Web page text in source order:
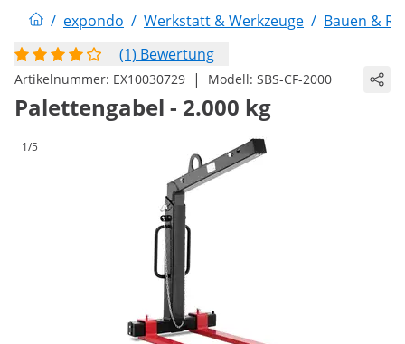
/ expondo / Werkstatt & Werkzeuge / Bauen &
(1) Bewertung
Artikelnummer: EX10030729 | Modell: SBS-CF-2000
Palettengabel - 2.000 kg
1/5